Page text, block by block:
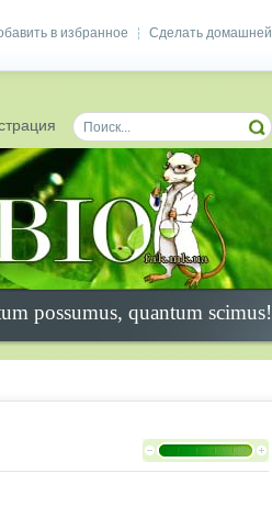
Сделать домашней
в избранное
possumus, quantum scimus!